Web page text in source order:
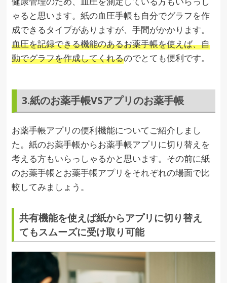
ゃると思います。紙の血圧手帳も自分でグラフを作
成できるタイプがありますが、手間がかかります。
血圧を記録できる機能のあるお薬手帳を使えば、自
動でグラフを作成してくれるのでとても便利です。
3.紙のお薬手帳VSアプリのお薬手帳
お薬手帳アプリの便利機能についてご紹介しまし
た。紙のお薬手帳からお薬手帳アプリに切り替えを
考える方もいらっしゃるかと思います。その前に紙
のお薬手帳とお薬手帳アプリをそれぞれの場面で比
較してみましょう。
共有機能を使えば紙からアプリに切り替え
てもスムーズに受け取り可能